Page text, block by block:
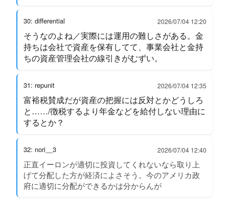
30: differential 2026/07/04 12:20
そうなのよね／実際には運用の難しさがある。金
持ちは会社で資産を保有してて、事業会社と金持
ちの資産管理会社の線引きがむずい。
31: repunit 2026/07/04 12:35
富裕税賛成だが資産の把握には反対とかどうしろ
と……/徴税するより年金などを給付しない理由に
するとか？
32: nori__3 2026/07/04 12:40
正直イーロンが適切に投資してくれないなら取り上
げて分配した方が経済によさそう。今のアメリカ政
府に適切に分配ができるかは分からんが